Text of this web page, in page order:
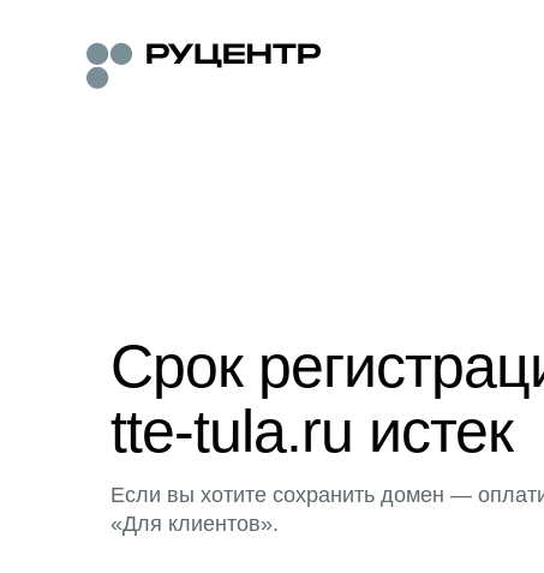
Срок
tte-tula.ru истек
Если вы хотите сохранить домен —
«Для клиентов».